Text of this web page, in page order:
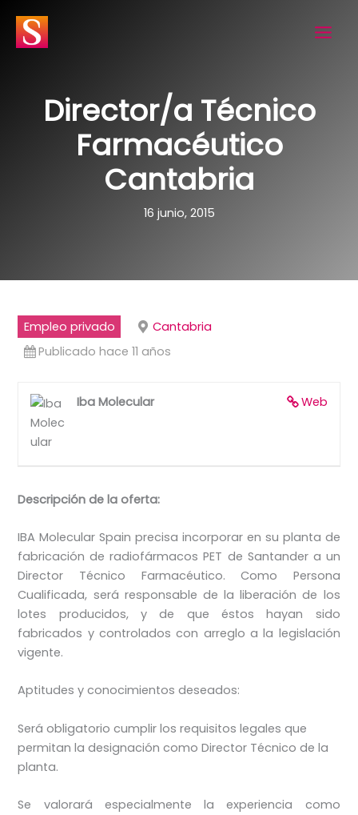
contenido
Director/a Técnico
Farmacéutico
Cantabria
16 junio, 2015
Empleo privado
Cantabria
Publicado hace 11 años
Web
Iba Molecular
Descripción de la oferta:
IBA Molecular Spain precisa incorporar en su planta de
fabricación de radiofármacos PET de Santander a un
Director Técnico Farmacéutico. Como Persona
Cualificada, será responsable de la liberación de los
lotes producidos, y de que éstos hayan sido
fabricados y controlados con arreglo a la legislación
vigente.
Aptitudes y conocimientos deseados:
Será obligatorio cumplir los requisitos legales que
permitan la designación como Director Técnico de la
planta.
Se valorará especialmente la experiencia como